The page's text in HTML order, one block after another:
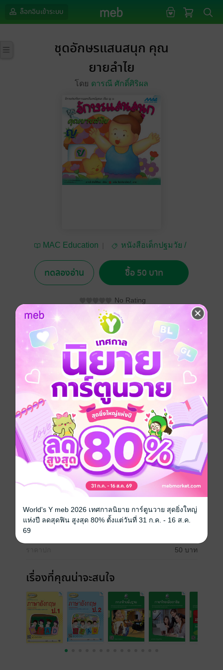
ล็อกอินเข้าระบบ
ชุดอักษรแสนสนุก คุณ
ยายลำไย
โดย ดารณี ศักดิ์ศิริผล
MAC Education
หนังสือเด็กปฐมวัย /
ทดลองอ่าน ซื้อ 50 บาท
No Rating
อยากได้ ซื้อเป็นของขวัญ ติดตาม แชร์
หนังสือนิทานภาพ เน้นการอ่านออกเสียงพยัญชนะแต่ละ
ตัวที่ต่างกัน ซึ่งเป็นการฝึกการใช้ภาษาผ่านวิธีการเล่าเรื่อง
แบบนิทาน ทำให้เด็ก ๆ สนุกเพลิดเพลิน พร้อมทั้งได้ฝึก
ทักษะด้านการใช้ภาษา นอกจากจะช่วยเสริมทักษะในการ
อ่านออกเสียงของเด็กให้ถูกต้องชัดเจนแล้ว ยังช่วยปลูกฝัง
นิสัยการรักการอ่านให้กับเด็ก ๆ อีกด้วย
หนังสือภาพ
วันที่วางขาย 27 ตุลาคม 2566
ความยาว
50 บาท
เรื่องที่คุณน่าจะสนใจ
World's Y meb 2026 เทศกาลนิยาย การ์ตูนวาย สุดยิ่งใหญ่
แห่งปี ลดสุดฟิน สูงสุด 80% ตั้งแต่วันที่ 31 ก.ค. - 16 ส.ค.
69